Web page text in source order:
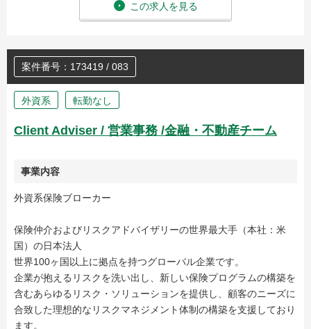
この求人を見る
案件番号：173419 / 083
外資系 転勤なし
Client Adviser / 営業事務 /金融・不動産チーム
事業内容
外資系保険ブローカー
保険仲介およびリスクアドバイザリーの世界最大手（本社：米
国）の日本法人
世界100ヶ国以上に拠点を持つグローバル企業です。
企業が抱えるリスクを洗い出し、新しい保険プログラムの構築を
含むあらゆるリスク・ソリューションを提供し、顧客のニーズに
合致した理想的なリスクマネジメント体制の構築を支援しており
ます。